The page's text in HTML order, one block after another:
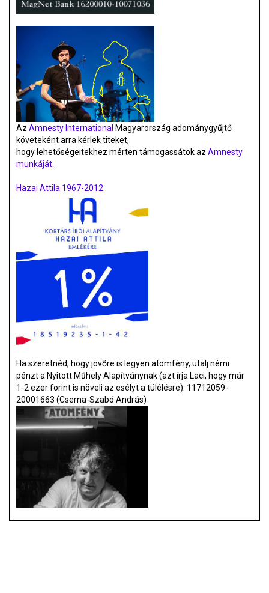
Az Amnesty International Magyarország adománygyűjtő
követeként arra kérlek titeket,
hogy lehetőségeitekhez mérten támogassátok az Amnesty
munkáját.
Hazai Attila 1967-2012
Ha szeretnéd, hogy jövőre is legyen atomfény, utalj némi
pénzt a Nyitott Műhely Alapítványnak (azt írja Laci, hogy már
1-2 ezer forint is növeli az esélyt a túlélésre). 11712059-
20001663 (Cserna-Szabó András)